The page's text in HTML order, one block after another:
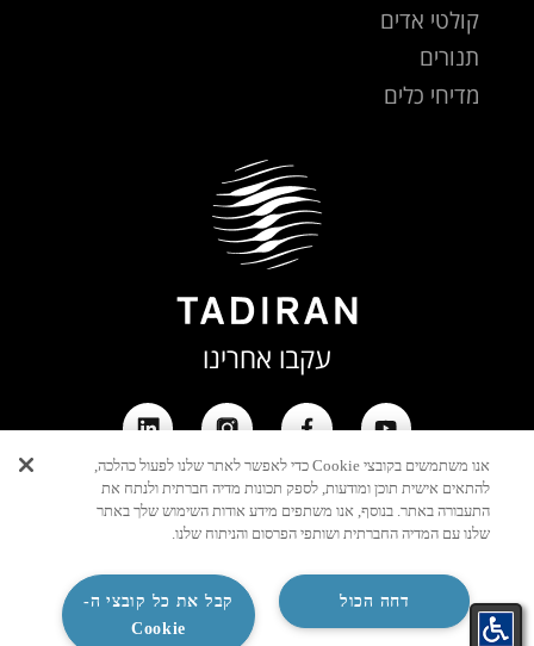
קולטי אדים
תנורים
מדיחי כלים
עקבו אחרינו
אנו משתמשים בקובצי Cookie כדי לאפשר לאתר שלנו לפעול כהלכה,
להתאים אישית תוכן ומודעות, לספק תכונות מדיה חברתית ולנתח את
התעבורה באתר. בנוסף, אנו משתפים מידע אודות השימוש שלך באתר
שלנו עם המדיה החברתית ושותפי הפרסום והניתוח שלנו.
קבל את כל קובצי ה-
Cookie
דחה הכול